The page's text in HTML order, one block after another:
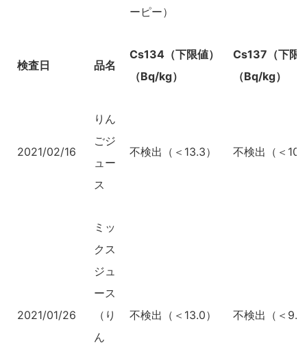
ーピー）
検査日 品名
Cs134（下限値）
（Bq/kg）
Cs137（下限
（Bq/kg）
2021/02/16
りん
ごジ
ュー
ス
不検出（＜13.3） 不検出（＜
2021/01/26
ミッ
クス
ジュ
ース
（り
ん
不検出（＜13.0） 不検出（＜9.9